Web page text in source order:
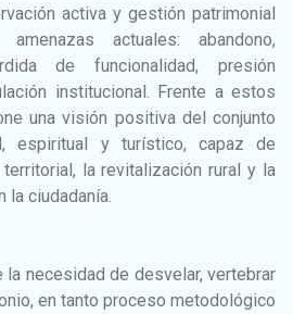
activa y gestión patrimonial
actuales: abandono,
de funcionalidad, presión
institucional. Frente a estos
una visión positiva del conjunto
espiritual y turístico, capaz de
la revitalización rural y la
la ciudadanía.
necesidad de desvelar, vertebrar
en tanto proceso metodológico